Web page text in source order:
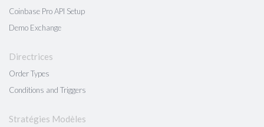
Coinbase Pro API Setup
Demo Exchange
Directrices
Order Types
Conditions and Triggers
Stratégies Modèles